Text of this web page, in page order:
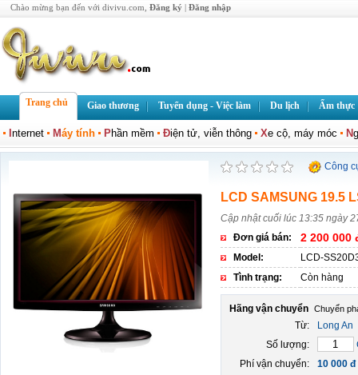
Chào mừng bạn đến với divivu.com, Đăng ký | Đăng nhập
Trang chủ Giao thương Tuyển dụng - Việc làm Du lịch Ẩm thực
nternet Máy tính Phần mềm Điện tử, viễn thông Xe cộ, máy móc N
Công
LCD SAMSUNG 19.5
Cập nhật cuối lúc 13:35 ngày
Đơn giá bán:
2 200 000
Model:
LCD-
Tình trạng:
Còn hàng
Hãng vận chuyển
Từ:
Long An
Số lượng:
Phí vận chuyển:
10 000 đ